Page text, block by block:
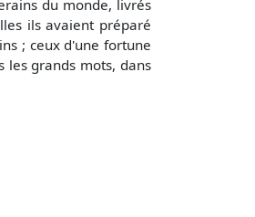
du monde, livrés
ils avaient préparé
; ceux d'une fortune
les grands mots, dans